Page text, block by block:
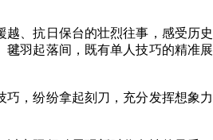
、抗日保台的壮烈往事，感受历史
羽起落间，既有单人技巧的精准展
，纷纷拿起刻刀，充分发挥想象力